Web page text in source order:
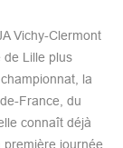
Vichy-Clermont
de Lille plus
la
France, du
connaît déjà
première journée